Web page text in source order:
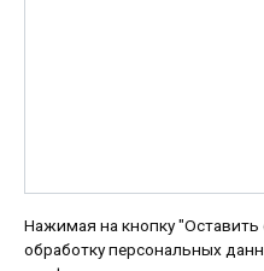
Нажимая на кнопку "Оставить
обработку персональных